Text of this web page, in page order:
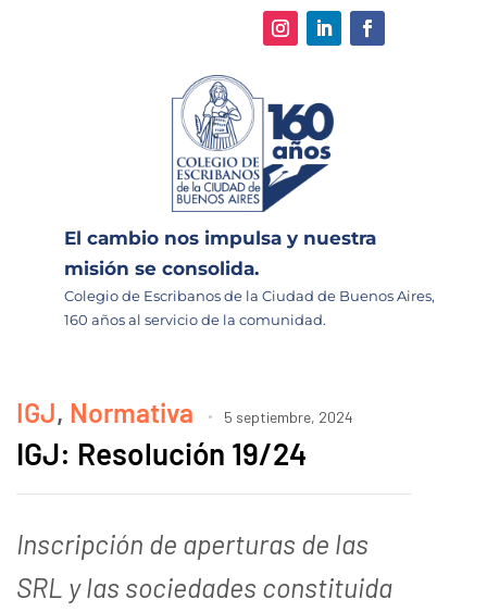
El cambio nos impulsa y nuestra
misión se consolida.
Colegio de Escribanos de la Ciudad de Buenos Aires,
160 años al servicio de la comunidad.
IGJ, Normativa 5 septiembre, 2024
IGJ: Resolución 19/24
Inscripción de aperturas de las
SRL y las sociedades constituida